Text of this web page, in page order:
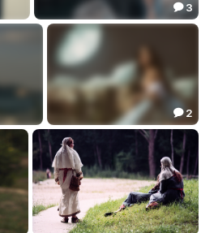
На берегу этой тихой реки...
49.81
 3
Moonlight...
37.69
 2